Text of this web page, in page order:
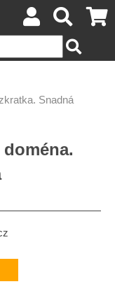
Snadná